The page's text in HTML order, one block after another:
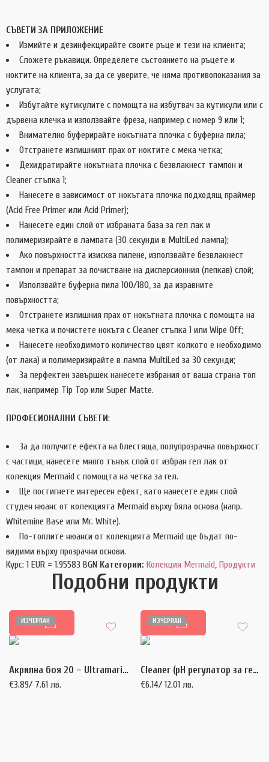
СЪВЕТИ ЗА ПРИЛОЖЕНИЕ
Измийте и дезинфекцирайте своите ръце и тези на клиента;
Сложете ръкавици. Определете състоянието на ръцете и
ноктите на клиента, за да се уверите, че няма противопоказания за
услугата;
Избутайте кутикулите с помощта на избутвач за кутикули или с
дървена клечка и използвайте фреза, например с номер 9 или 1;
Внимателно буферирайте нокътната плочка с буферна пила;
Отстранете излишният прах от ноктите с мека четка;
Дехидратирайте нокътната плочка с безвлакнест тампон и
Cleaner стъпка 1;
Нанесете в зависимост от нокътата плочка подходящ праймер
(Acid Free Primer или Acid Primer);
Нанесете един слой от избраната база за гел лак и
полимеризирайте в лампата (30 секунди в MultiLed лампа);
Ако повърхността изисква пилене, използвайте безвлакнест
тампон и препарат за почистване на дисперсионния (лепкав) слой;
Използвайте буферна пила 100/180, за да изравните
повърхността;
Отстранете излишния прах от нокътната плочка с помощта на
мека четка и почистете нокътя с Cleaner стъпка 1 или Wipe Off;
Нанесете необходимото количество цвят колкото е необходимо
(от лака) и полимеризирайте в лампа MultiLed за 30 секунди;
За перфектен завършек нанесете избрания от ваша страна топ
лак, например Tip Top или Super Matte.
ПРОФЕСИОНАЛНИ СЪВЕТИ:
За да получите ефекта на блестяща, полупрозрачна повърхност
с частици, нанесете много тънък слой от избран гел лак от
колекция Mermaid с помощта на четка за гел.
Ще постигнете интересен ефект, като нанесете един слой
студен нюанс от колекцията Mermaid върху бяла основа (напр.
Whitemine Base или Mr. White).
По-топлите нюанси от колекцията Mermaid ще бъдат по-
видими върху прозрачни основи.
Курс: 1 EUR = 1.95583 BGN Категории: Колекция Mermaid, Продукти
Подобни продукти
ИЗЧЕРПАН
ОЩЕ
Акрилна боя 20 – Ultramarine 10 мл
€3.89/ 7.61 лв.
ИЗЧЕРПАН
ОЩЕ
Cleaner (pH регулатор за гел, гел лак, акрил) – 15 мл.
€6.14/ 12.01 лв.